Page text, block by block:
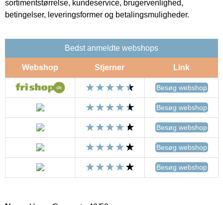
sortimentstørrelse, kundeservice, brugervenlighed,
betingelser, leveringsformer og betalingsmuligheder.
Bedst anmeldte webshops
Webshop Stjerner Link
Besøg webshop
Besøg webshop
Besøg webshop
Besøg webshop
Besøg webshop